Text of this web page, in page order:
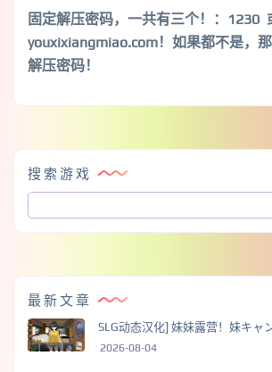
固定解压密码，一共有三个！
：1230
youxixiangmiao.com！如果都不是，
解压密码！
搜索游戏
最新文章
SLG动态汉化] 妹妹露营！妹キャ
2026-08-04